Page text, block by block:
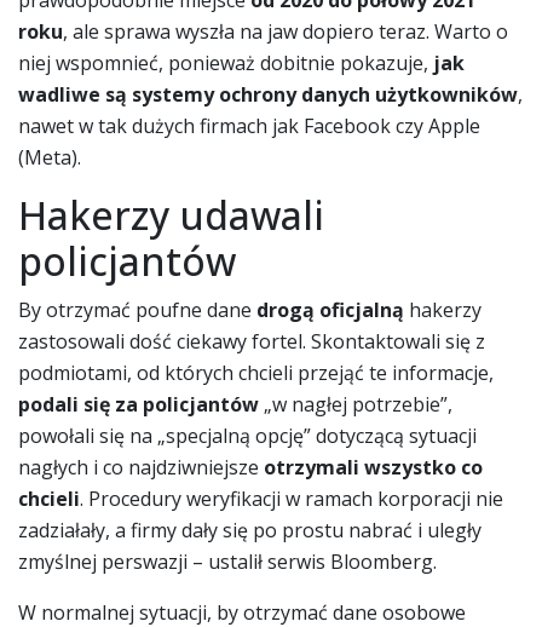
roku, ale sprawa wyszła na jaw dopiero teraz. Warto o
niej wspomnieć, ponieważ dobitnie pokazuje, jak
wadliwe są systemy ochrony danych użytkowników,
nawet w tak dużych firmach jak Facebook czy Apple
(Meta).
Hakerzy udawali
policjantów
By otrzymać poufne dane drogą oficjalną hakerzy
zastosowali dość ciekawy fortel. Skontaktowali się z
podmiotami, od których chcieli przejąć te informacje,
podali się za policjantów „w nagłej potrzebie”,
powołali się na „specjalną opcję” dotyczącą sytuacji
nagłych i co najdziwniejsze otrzymali wszystko co
chcieli. Procedury weryfikacji w ramach korporacji nie
zadziałały, a firmy dały się po prostu nabrać i uległy
zmyślnej perswazji – ustalił serwis Bloomberg.
W normalnej sytuacji, by otrzymać dane osobowe